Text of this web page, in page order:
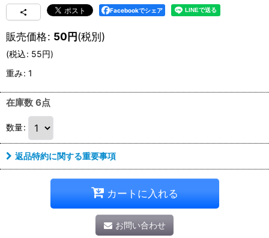
Facebookでシェア
販売価格: 50円(税別)
(税込: 55円)
重み: 1
在庫数 6点
数量:
返品特約に関する重要事項
カートに入れる
お問い合わせ